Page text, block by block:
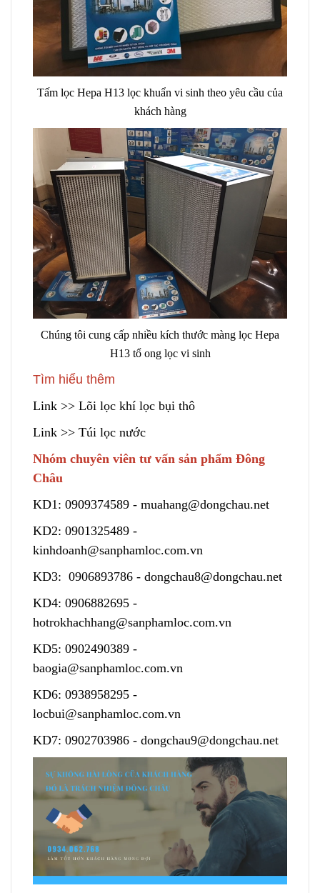
Tấm lọc Hepa H13 lọc khuẩn vi sinh theo yêu cầu của
khách hàng
Chúng tôi cung cấp nhiều kích thước màng lọc Hepa
H13 tổ ong lọc vi sinh
Tìm hiểu thêm
Link >> Lõi lọc khí lọc bụi thô
Link >> Túi lọc nước
Nhóm chuyên viên tư vấn sản phẩm Đông
Châu
KD1: 0909374589 - muahang@dongchau.net
KD2: 0901325489 -
kinhdoanh@sanphamloc.com.vn
KD3: 0906893786 - dongchau8@dongchau.net
KD4: 0906882695 -
hotrokhachhang@sanphamloc.com.vn
KD5: 0902490389 -
baogia@sanphamloc.com.vn
KD6: 0938958295 -
locbui@sanphamloc.com.vn
KD7: 0902703986 - dongchau9@dongchau.net